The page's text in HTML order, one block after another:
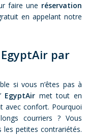
faire une réservation
en appelant notre
par
si vous n’êtes pas à
EgyptAir met tout en
avec confort. Pourquoi
courriers ? Vous
petites contrariétés.